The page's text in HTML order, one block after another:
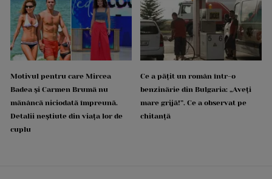
Motivul pentru care Mircea
Badea și Carmen Brumă nu
mănâncă niciodată împreună.
Detalii neștiute din viața lor de
cuplu
Ce a pățit un român într-o
benzinărie din Bulgaria: „Aveți
mare grijă!”. Ce a observat pe
chitanță